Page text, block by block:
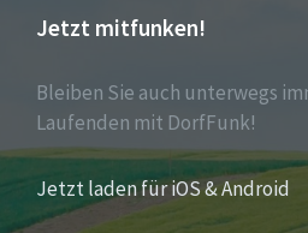
Jetzt mitfunken!
Bleiben Sie auch unterwegs
Laufenden mit DorfFunk!
Jetzt laden für iOS & Android